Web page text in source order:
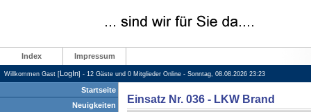
Index Impressum
Willkommen Gast [LogIn] - 12 Gäste und 0 Mitglieder Online - Sonntag, 08.08.2026 23:23
Startseite
Neuigkeiten
Einsatz Nr. 036 - LKW Brand